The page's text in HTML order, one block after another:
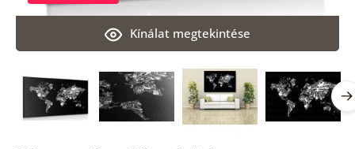
Kínálat megtekintése